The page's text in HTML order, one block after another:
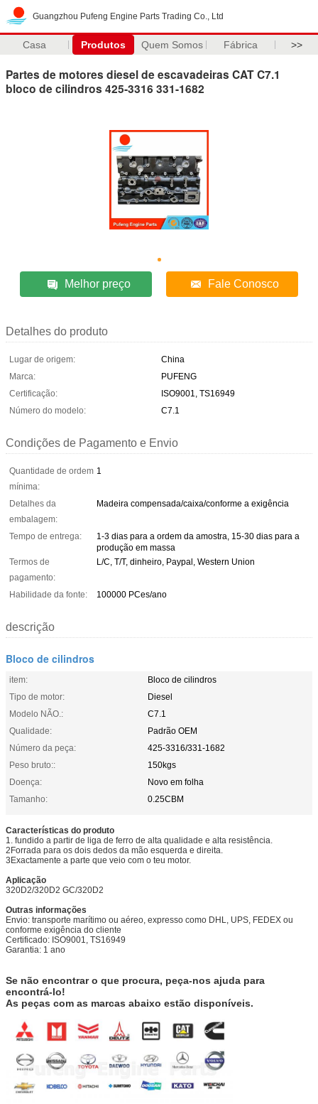
Guangzhou Pufeng Engine Parts Trading Co., Ltd
Casa Produtos Quem Somos Fábrica >>
Partes de motores diesel de escavadeiras CAT C7.1
bloco de cilindros 425-3316 331-1682
Melhor preço Fale Conosco
Detalhes do produto
Lugar de origem:
China
Marca:
PUFENG
Certificação:
ISO9001, TS16949
Número do modelo:
C7.1
Condições de Pagamento e Envio
Quantidade de ordem
mínima:
1
Detalhes da
embalagem:
Madeira compensada/caixa/conforme a exigência
Tempo de entrega:
1-3 dias para a ordem da amostra, 15-30 dias para a
produção em massa
Termos de
pagamento:
L/C, T/T, dinheiro, Paypal, Western Union
Habilidade da fonte: 100000 PCes/ano
descrição
Bloco de cilindros
item:
Bloco de cilindros
Tipo de motor:
Diesel
Modelo NÃO.:
C7.1
Qualidade:
Padrão OEM
Número da peça:
425-3316/331-1682
Peso bruto::
150kgs
Doença:
Novo em folha
Tamanho:
0.25CBM
Características do produto
1. fundido a partir de liga de ferro de alta qualidade e alta resistência.
2Forrada para os dois dedos da mão esquerda e direita.
3Exactamente a parte que veio com o teu motor.
Aplicação
320D2/320D2 GC/320D2
Outras informações
Envio: transporte marítimo ou aéreo, expresso como DHL, UPS, FEDEX ou
conforme exigência do cliente
Certificado: ISO9001, TS16949
Garantia: 1 ano
Se não encontrar o que procura, peça-nos ajuda para
encontrá-lo!
As peças com as marcas abaixo estão disponíveis.